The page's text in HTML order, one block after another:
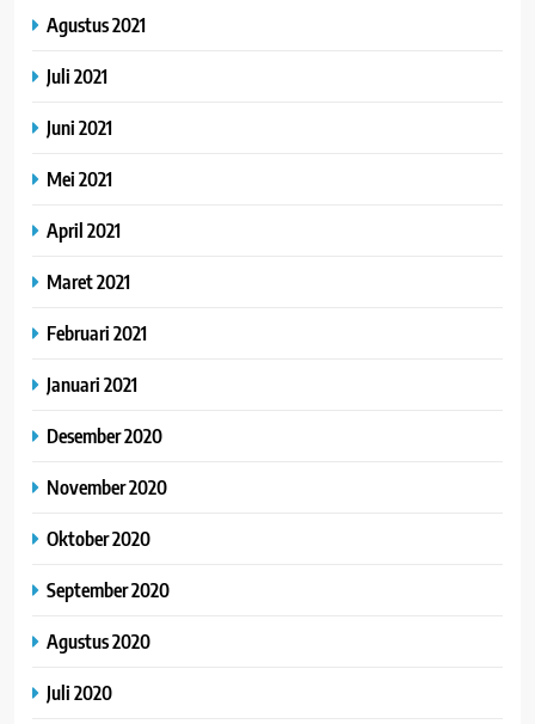
Agustus 2021
Juli 2021
Juni 2021
Mei 2021
April 2021
Maret 2021
Februari 2021
Januari 2021
Desember 2020
November 2020
Oktober 2020
September 2020
Agustus 2020
Juli 2020